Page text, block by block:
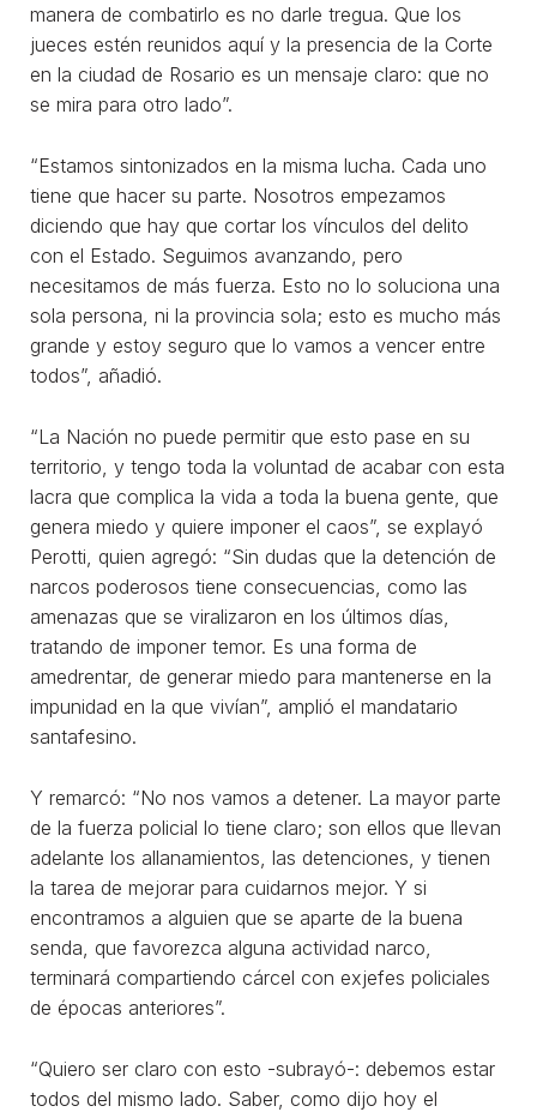
manera de combatirlo es no darle tregua. Que los
jueces estén reunidos aquí y la presencia de la Corte
en la ciudad de Rosario es un mensaje claro: que no
se mira para otro lado”.
“Estamos sintonizados en la misma lucha. Cada uno
tiene que hacer su parte. Nosotros empezamos
diciendo que hay que cortar los vínculos del delito
con el Estado. Seguimos avanzando, pero
necesitamos de más fuerza. Esto no lo soluciona una
sola persona, ni la provincia sola; esto es mucho más
grande y estoy seguro que lo vamos a vencer entre
todos”, añadió.
“La Nación no puede permitir que esto pase en su
territorio, y tengo toda la voluntad de acabar con esta
lacra que complica la vida a toda la buena gente, que
genera miedo y quiere imponer el caos”, se explayó
Perotti, quien agregó: “Sin dudas que la detención de
narcos poderosos tiene consecuencias, como las
amenazas que se viralizaron en los últimos días,
tratando de imponer temor. Es una forma de
amedrentar, de generar miedo para mantenerse en la
impunidad en la que vivían”, amplió el mandatario
santafesino.
Y remarcó: “No nos vamos a detener. La mayor parte
de la fuerza policial lo tiene claro; son ellos que llevan
adelante los allanamientos, las detenciones, y tienen
la tarea de mejorar para cuidarnos mejor. Y si
encontramos a alguien que se aparte de la buena
senda, que favorezca alguna actividad narco,
terminará compartiendo cárcel con exjefes policiales
de épocas anteriores”.
“Quiero ser claro con esto -subrayó-: debemos estar
todos del mismo lado. Saber, como dijo hoy el